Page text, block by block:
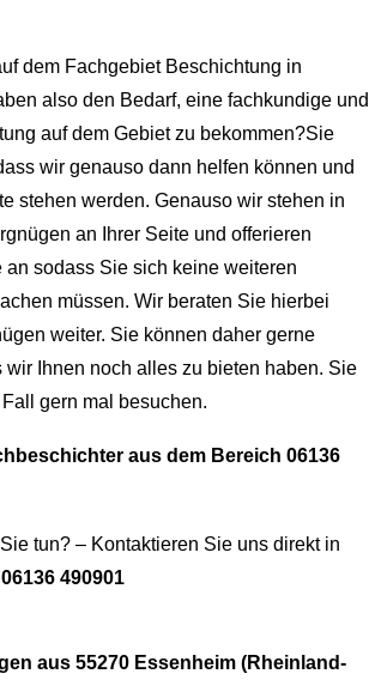
dem Fachgebiet Beschichtung in
also den Bedarf, eine fachkundige und
auf dem Gebiet zu bekommen?Sie
wir genauso dann helfen können und
stehen werden. Genauso wir stehen in
an Ihrer Seite und offerieren
an sodass Sie sich keine weiteren
müssen. Wir beraten Sie hierbei
weiter. Sie können daher gerne
wir Ihnen noch alles zu bieten haben. Sie
gern mal besuchen.
aus dem Bereich 06136
tun? – Kontaktieren Sie uns direkt in
490901
aus 55270 Essenheim (Rheinland-